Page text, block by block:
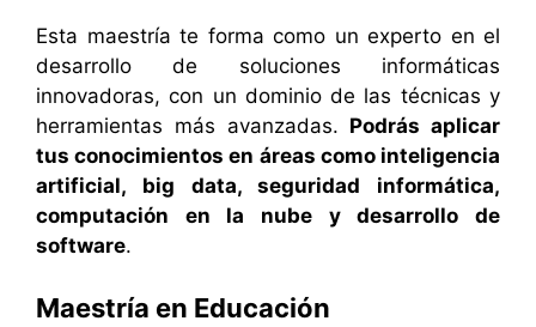
Esta maestría te forma como un experto en el
desarrollo de soluciones informáticas
innovadoras, con un dominio de las técnicas y
herramientas más avanzadas. Podrás aplicar
tus conocimientos en áreas como inteligencia
artificial, big data, seguridad informática,
computación en la nube y desarrollo de
software.
Maestría en Educación